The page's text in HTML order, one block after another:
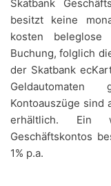
Skatbank
besitzt keine
kosten
Buchung, folglich
der Skatbank
Geldautomaten
Kontoauszüge sind
erhältlich. Ein
Geschäftskontos
1% p.a.